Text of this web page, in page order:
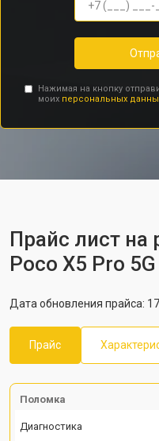
Нажимая на кнопку
моих персональных
Прайс лист на
Poco X5 Pro 5G
Дата обновления прайса:
Прайс
Поломка
Диагностика